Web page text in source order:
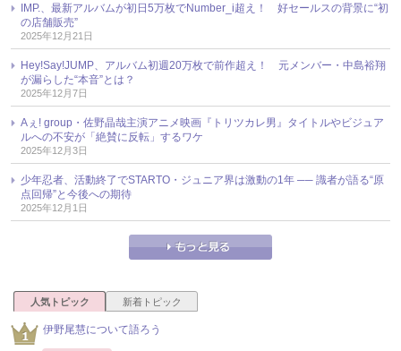
IMP.、最新アルバムが初日5万枚でNumber_i超え！ 好セールスの背景に“初
の店舗販売”
2025年12月21日
Hey!Say!JUMP、アルバム初週20万枚で前作超え！ 元メンバー・中島裕翔
が漏らした“本音”とは？
2025年12月7日
Aぇ! group・佐野晶哉主演アニメ映画『トリツカレ男』タイトルやビジュア
ルへの不安が「絶賛に反転」するワケ
2025年12月3日
少年忍者、活動終了でSTARTO・ジュニア界は激動の1年 ── 識者が語る“原
点回帰”と今後への期待
2025年12月1日
人気トピック 新着トピック
伊野尾慧について語ろう